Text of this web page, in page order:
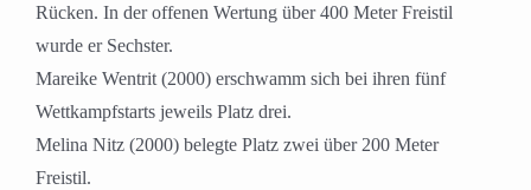
Rücken. In der offenen Wertung über 400 Meter Freistil
wurde er Sechster.
Mareike Wentrit (2000) erschwamm sich bei ihren fünf
Wettkampfstarts jeweils Platz drei.
Melina Nitz (2000) belegte Platz zwei über 200 Meter
Freistil.